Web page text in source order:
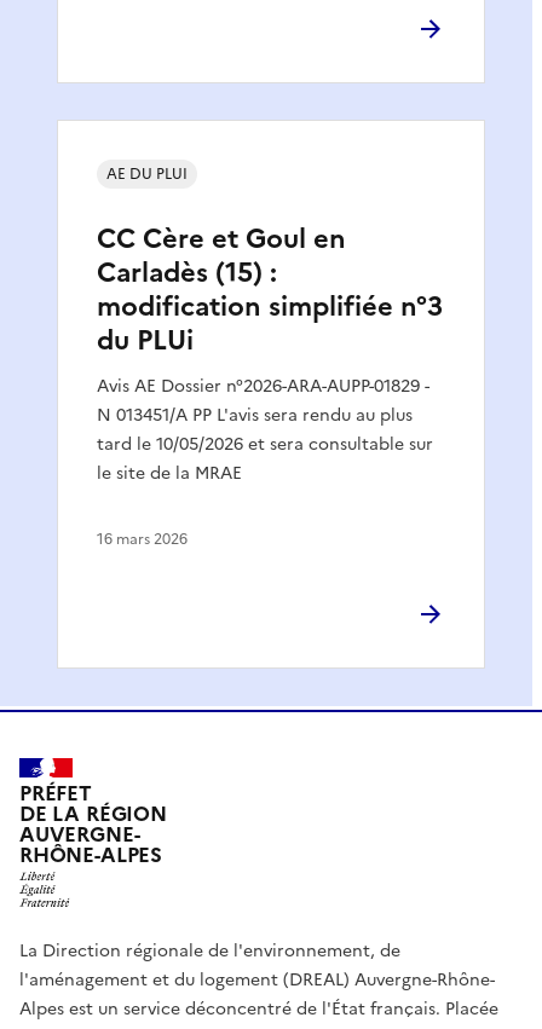
CC Cère et Goul en
Carladès (15) :
modification simplifiée n°3
du PLUi
Avis AE Dossier n°2026-ARA-AUPP-01829 -
N 013451/A PP L'avis sera rendu au plus
tard le 10/05/2026 et sera consultable sur
le site de la MRAE
AE DU PLUI
16 mars 2026
PRÉFET
DE LA RÉGION
AUVERGNE-
RHÔNE-ALPES
La Direction régionale de l'environnement, de
l'aménagement et du logement (DREAL) Auvergne-Rhône-
Alpes est un service déconcentré de l'État français. Placée